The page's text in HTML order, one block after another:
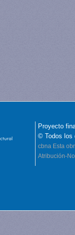
Proyecto
© Todos los
cbna Esta
Atribución-